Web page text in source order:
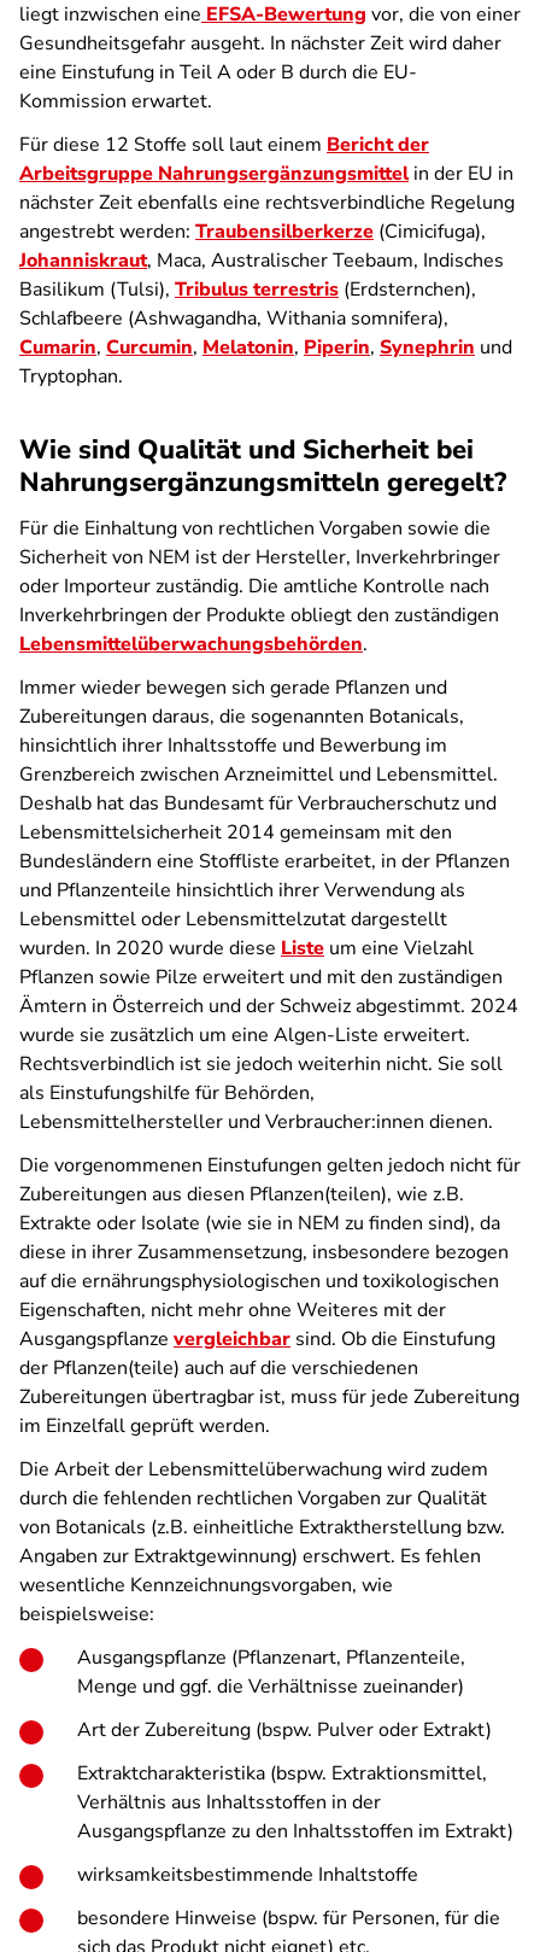
liegt inzwischen eine EFSA-Bewertung vor, die von einer
Gesundheitsgefahr ausgeht. In nächster Zeit wird daher
eine Einstufung in Teil A oder B durch die EU-
Kommission erwartet.
Für diese 12 Stoffe soll laut einem Bericht der
Arbeitsgruppe Nahrungsergänzungsmittelin der EU in
nächster Zeit ebenfalls eine rechtsverbindliche Regelung
angestrebt werden: Traubensilberkerze (Cimicifuga),
Johanniskraut, Maca, Australischer Teebaum, Indisches
Basilikum (Tulsi), Tribulus terrestris (Erdsternchen),
Schlafbeere (Ashwagandha, Withania somnifera),
Cumarin, Curcumin, Melatonin, Piperin, Synephrin und
Tryptophan.
Wie sind Qualität und Sicherheit bei
Nahrungsergänzungsmitteln geregelt?
Für die Einhaltung von rechtlichen Vorgaben sowie die
Sicherheit von NEM ist der Hersteller, Inverkehrbringer
oder Importeur zuständig. Die amtliche Kontrolle nach
Inverkehrbringen der Produkte obliegt den zuständigen
Lebensmittel­überwachungsbehörden.
Immer wieder bewegen sich gerade Pflanzen und
Zubereitungen daraus, die sogenannten Botanicals,
hinsichtlich ihrer Inhaltsstoffe und Bewerbung im
Grenzbereich zwischen Arzneimittel und Lebensmittel.
Deshalb hat das Bundesamt für Verbraucherschutz und
Lebensmittelsicherheit 2014 gemeinsam mit den
Bundesländern eine Stoffliste erarbeitet, in der Pflanzen
und Pflanzenteile hinsichtlich ihrer Verwendung als
Lebensmittel oder Lebensmittelzutat dargestellt
wurden. In 2020 wurde diese Liste um eine Vielzahl
Pflanzen sowie Pilze erweitert und mit den zuständigen
Ämtern in Österreich und der Schweiz abgestimmt. 2024
wurde sie zusätzlich um eine Algen-Liste erweitert.
Rechtsverbindlich ist sie jedoch weiterhin nicht. Sie soll
als Einstufungshilfe für Behörden,
Lebensmittelhersteller und Verbraucher:innen dienen.
Die vorgenommenen Einstufungen gelten jedoch nicht für
Zubereitungen aus diesen Pflanzen(teilen), wie z.B.
Extrakte oder Isolate (wie sie in NEM zu finden sind), da
diese in ihrer Zusammensetzung, insbesondere bezogen
auf die ernährungsphysiologischen und toxikologischen
Eigenschaften, nicht mehr ohne Weiteres mit der
Ausgangspflanze vergleichbar sind. Ob die Einstufung
der Pflanzen(teile) auch auf die verschiedenen
Zubereitungen übertragbar ist, muss für jede Zubereitung
im Einzelfall geprüft werden.
Die Arbeit der Lebensmittelüberwachung wird zudem
durch die fehlenden rechtlichen Vorgaben zur Qualität
von Botanicals (z.B. einheitliche Extraktherstellung bzw.
Angaben zur Extraktgewinnung) erschwert. Es fehlen
wesentliche Kennzeichnungsvorgaben, wie
beispielsweise:
Ausgangspflanze (Pflanzenart, Pflanzenteile,
Menge und ggf. die Verhältnisse zueinander)
Art der Zubereitung (bspw. Pulver oder Extrakt)
Extraktcharakteristika (bspw. Extraktionsmittel,
Verhältnis aus Inhaltsstoffen in der
Ausgangspflanze zu den Inhaltsstoffen im Extrakt)
wirksamkeitsbestimmende Inhaltstoffe
besondere Hinweise (bspw. für Personen, für die